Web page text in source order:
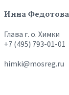
Инна Федотова
Глава г. о. Химки
+7 (495) 793-01-01
himki@mosreg.ru